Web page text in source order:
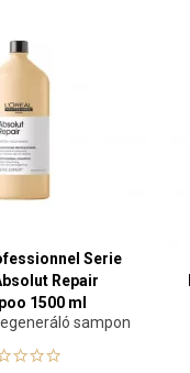
Serie
Repair
1500 ml
sampon